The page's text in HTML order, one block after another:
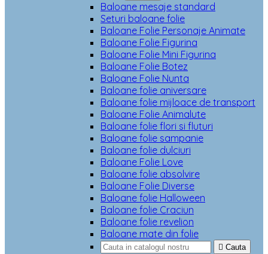
Baloane mesaje standard
Seturi baloane folie
Baloane Folie Personaje Animate
Baloane Folie Figurina
Baloane Folie Mini Figurina
Baloane Folie Botez
Baloane Folie Nunta
Baloane folie aniversare
Baloane folie mijloace de transport
Baloane Folie Animalute
Baloane folie flori si fluturi
Baloane folie sampanie
Baloane folie dulciuri
Baloane Folie Love
Baloane folie absolvire
Baloane Folie Diverse
Baloane folie Halloween
Baloane folie Craciun
Baloane folie revelion
Baloane mate din folie
 Cauta